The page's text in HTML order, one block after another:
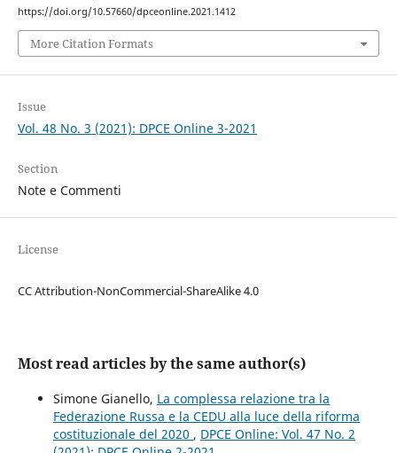
https://doi.org/10.57660/dpceonline.2021.1412
More Citation Formats
Issue
Vol. 48 No. 3 (2021): DPCE Online 3-2021
Section
Note e Commenti
License
CC Attribution-NonCommercial-ShareAlike 4.0
Most read articles by the same author(s)
Simone Gianello, La complessa relazione tra la
Federazione Russa e la CEDU alla luce della riforma
costituzionale del 2020 , DPCE Online: Vol. 47 No. 2